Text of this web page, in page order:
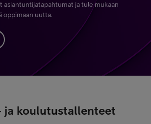
asiantuntijatapahtumat ja tule mukaan
oppimaan uutta.
ja koulutustallenteet